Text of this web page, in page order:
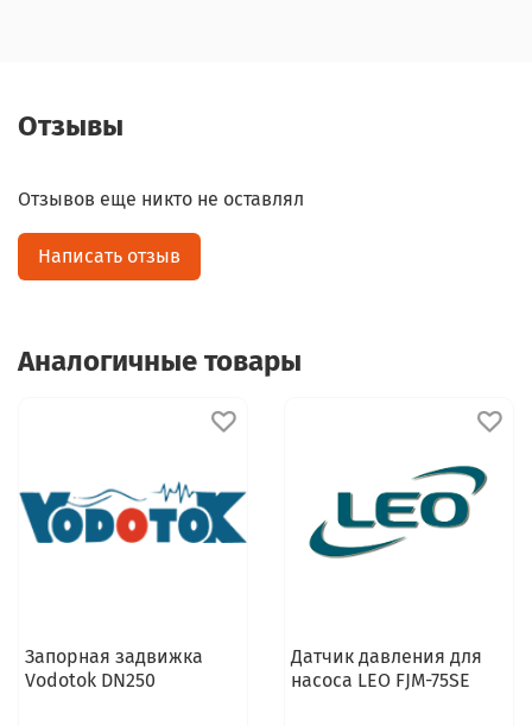
Отзывы
Отзывов еще никто не оставлял
Написать отзыв
Аналогичные товары
Запорная задвижка
Vodotok DN250
Датчик давления для
насоса LEO FJM-75SE